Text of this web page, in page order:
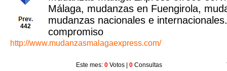
442
Málaga, mudanzas en Fuengirola,
mudanzas nacionales e
compromiso
http://www.mudanzasmalagaexpress.com/
Este mes: 0 Votos | 0 Consultas